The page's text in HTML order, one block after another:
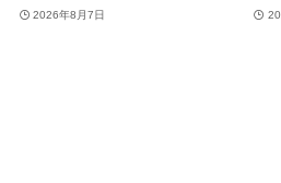
14.8.9｣をリリース ｰ 画面共
2026年8月7日